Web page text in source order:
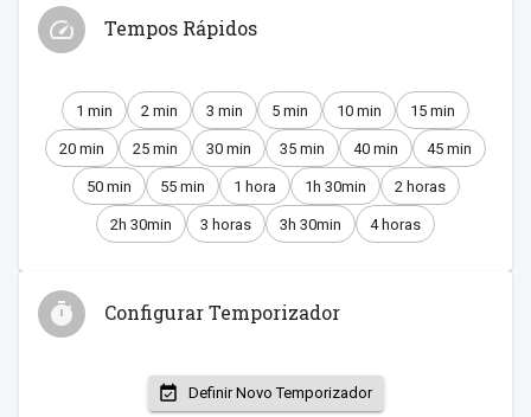
Tempos Rápidos
1 min 2 min 3 min 5 min 10 min 15 min
20 min 25 min 30 min 35 min 40 min 45 min
50 min 55 min 1 hora 1h 30min 2 horas
2h 30min 3 horas 3h 30min 4 horas
Configurar Temporizador
Definir Novo Temporizador